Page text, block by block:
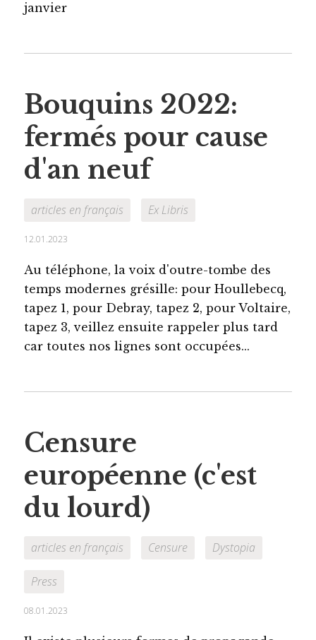
janvier
Bouquins 2022:
fermés pour cause
d'an neuf
articles en français Ex Libris
12.01.2023
Au téléphone, la voix d'outre-tombe des
temps modernes grésille: pour Houllebecq,
tapez 1, pour Debray, tapez 2, pour Voltaire,
tapez 3, veillez ensuite rappeler plus tard
car toutes nos lignes sont occupées...
Censure
européenne (c'est
du lourd)
articles en français Censure Dystopia
Press
08.01.2023